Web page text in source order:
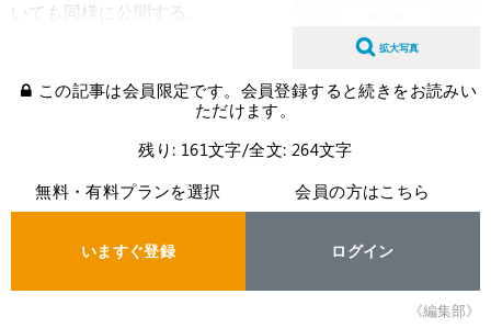
拡大写真
いても同様に公開する。
この記事は会員限定です。会員登録すると続きをお読みい
ただけます。
残り: 161文字/全文: 264文字
無料・有料プランを選択
いますぐ登録
会員の方はこちら
ログイン
《編集部》